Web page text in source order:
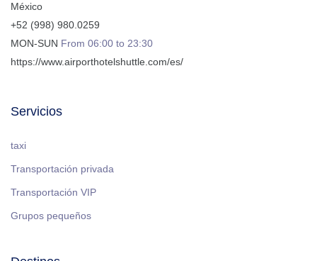
México
+52 (998) 980.0259
MON-SUN From 06:00 to 23:30
https://www.airporthotelshuttle.com/es/
Servicios
taxi
Transportación privada
Transportación VIP
Grupos pequeños